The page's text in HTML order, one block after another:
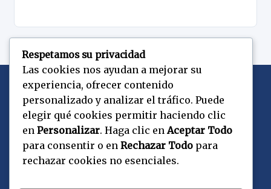
Copyright © 2026 CEPaU | Powered by CEPaU
Contacto
Respetamos su privacidad
Las cookies nos ayudan a mejorar su
experiencia, ofrecer contenido
personalizado y analizar el tráfico. Puede
elegir qué cookies permitir haciendo clic
en Personalizar. Haga clic en Aceptar Todo
para consentir o en Rechazar Todo para
rechazar cookies no esenciales.